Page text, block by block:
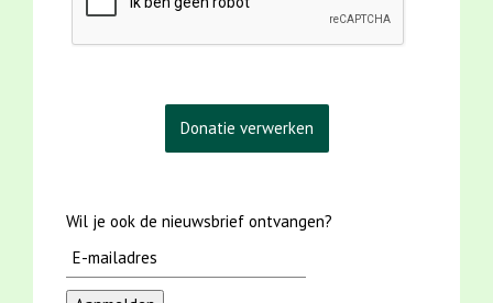
Wil je ook de nieuwsbrief ontvangen?